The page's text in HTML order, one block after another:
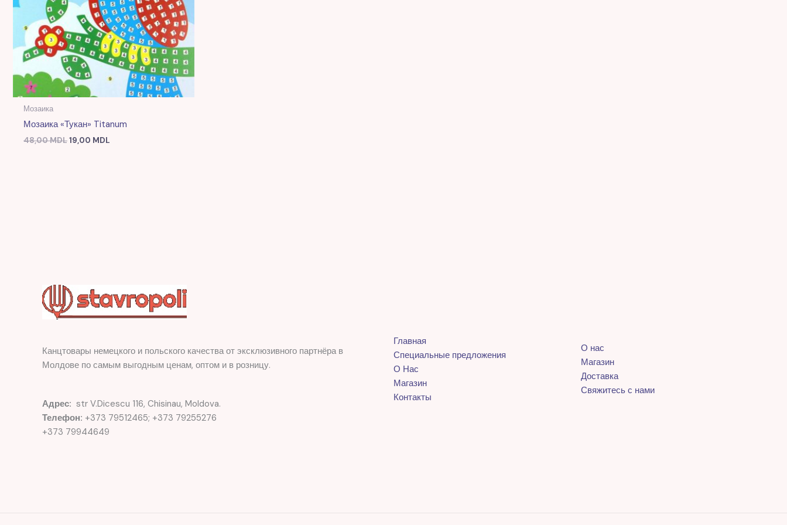
Мозаика
Мозаика «Тукан» Titanum
48,00MDL19,00 MDL
Канцтовары немецкого и польского качества от эксклюзивного партнёра в
Молдове по самым выгодным ценам, оптом и в розницу.
Адрес: str V.Dicescu 116, Chisinau, Moldova.
Телефон: +373 79512465; +373 79255276
+373 79944649
Главная
Специальные предложения
О Нас
Магазин
Контакты
О нас
Магазин
Доставка
Свяжитесь с нами